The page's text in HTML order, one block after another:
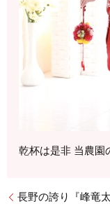
乾杯は是非 当農園
長野の誇り『峰竜太